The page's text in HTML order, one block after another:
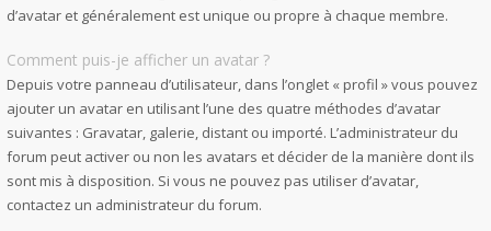
d’avatar et généralement est unique ou propre à chaque membre.
Comment puis-je afficher un avatar ?
Depuis votre panneau d’utilisateur, dans l’onglet « profil » vous pouvez
ajouter un avatar en utilisant l’une des quatre méthodes d’avatar
suivantes : Gravatar, galerie, distant ou importé. L’administrateur du
forum peut activer ou non les avatars et décider de la manière dont ils
sont mis à disposition. Si vous ne pouvez pas utiliser d’avatar,
contactez un administrateur du forum.